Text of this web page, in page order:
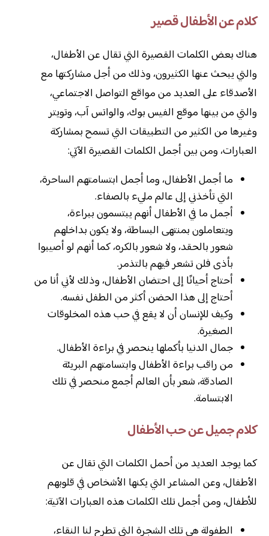
كلام عن الأطفال قصير
هناك بعض الكلمات القصيرة التي تقال عن الأطفال،
والتي يبحث عنها الكثيرون، وذلك من أجل مشاركتها مع
الأصدقاء على العديد من مواقع التواصل الاجتماعي،
والتي من بينها موقع الفيس بوك، والواتس آب، وتويتر
وغيرها من الكثير من التطبيقات التي تسمح بمشاركة
العبارات، ومن بين أجمل الكلمات القصيرة الآتي:
ما أجمل الأطفال، وما أجمل ابتسامتهم الساحرة،
التي تأخذني إلى عالم مليء بالصفاء.
أجمل ما في الأطفال أنهم يبتسمون ببراءة،
ويتعاملون بمنتهى البساطة، ولا يكون بداخلهم
شعور بالحقد، ولا شعور بالكره، كما أنهم لو أصيبوا
بأذى فلن تشعر فيهم بالتذمر.
أحتاج أحيانًا إلى احتضان الأطفال، وذلك لأني أنا من
أحتاج إلى هذا الحضن أكثر من الطفل نفسه.
وكيف للإنسان أن لا يقع في حب هذه المخلوقات
الصغيرة.
جمال الدنيا بأكملها ينحصر في براءة الأطفال.
من راقب براءة الأطفال وابتسامتهم البريئة
الصادقة، شعر بأن العالم أجمع منحصر في تلك
الابتسامة.
كلام جميل عن حب الأطفال
كما يوجد العديد من أحمل الكلمات التي تقال عن
الأطفال، وعن المشاعر التي يكنها الأشخاص في قلوبهم
للأطفال، ومن أجمل تلك الكلمات هذه العبارات الآتية:
الطفولة هي تلك الشجرة التي تطرح لنا النقاء،